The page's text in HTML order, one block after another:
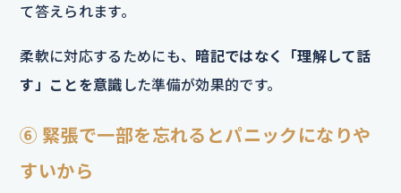
て答えられます。
柔軟に対応するためにも、 暗記ではなく「理解して話
す」ことを意識 した準備が効果的です。
⑥ 緊張で一部を忘れるとパニックになりや
すいから